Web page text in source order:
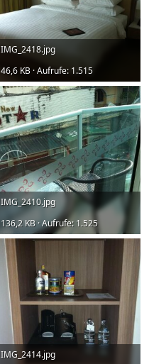
IMG_2418.jpg
46,6 KB · Aufrufe: 1.515
IMG_2410.jpg
136,2 KB · Aufrufe: 1.525
IMG_2414.jpg